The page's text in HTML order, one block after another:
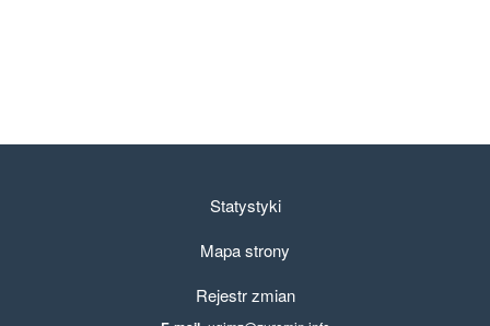
Statystyki
Mapa strony
Rejestr zmian